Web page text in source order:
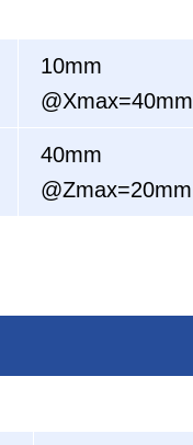
10mm
@Xmax=40mm
40mm
@Zmax=20mm